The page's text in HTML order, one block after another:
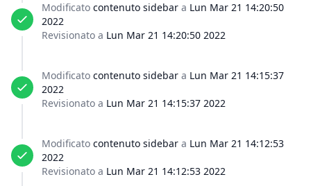
Modificato contenuto sidebar a Lun Mar 21 14:20:50
2022
Revisionato a Lun Mar 21 14:20:50 2022
Modificato contenuto sidebar a Lun Mar 21 14:15:37
2022
Revisionato a Lun Mar 21 14:15:37 2022
Modificato contenuto sidebar a Lun Mar 21 14:12:53
2022
Revisionato a Lun Mar 21 14:12:53 2022